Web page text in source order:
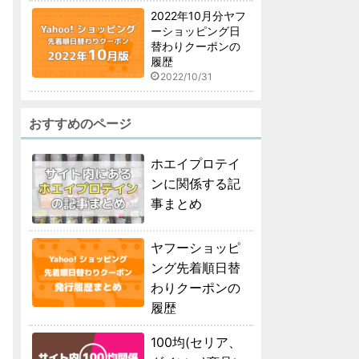
2022年10月分ヤフ
ーショッピング日
替わりクーポンの
履歴
2022/10/31
おすすめのページ
ホエイプロテイ
ンに関係する記
事まとめ
ヤフーショッピ
ング先着順日替
わりクーポンの
履歴
100均(セリア、